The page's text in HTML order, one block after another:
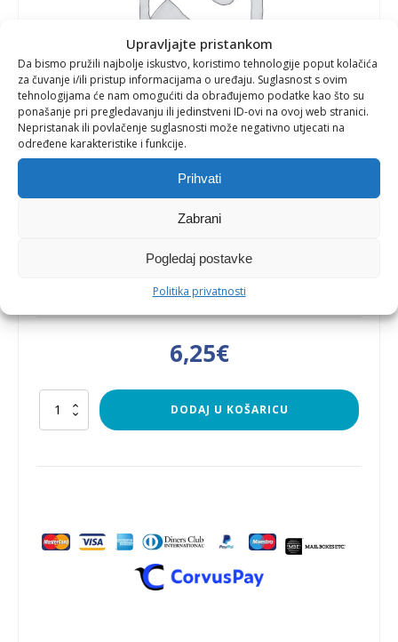
Upravljajte pristankom
Da bismo pružili najbolje iskustvo, koristimo tehnologije poput kolačića
za čuvanje i/ili pristup informacijama o uređaju. Suglasnost s ovim
tehnologijama će nam omogućiti da obrađujemo podatke kao što su
ponašanje pri pregledavanju ili jedinstveni ID-ovi na ovoj web stranici.
Nepristanak ili povlačenje suglasnosti može negativno utjecati na
određene karakteristike i funkcije.
Prihvati
Zabrani
Pogledaj postavke
Politika privatnosti
test
6,25€
test
DODAJ U KOŠARICU